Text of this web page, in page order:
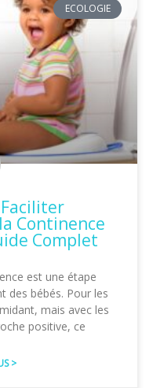
ECOLOGIE
Continence
Complet
est une étape
des bébés. Pour les
mais avec les
positive, ce
>